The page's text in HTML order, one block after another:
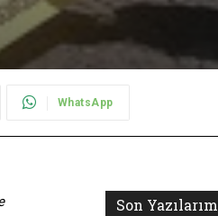
WhatsApp
Son